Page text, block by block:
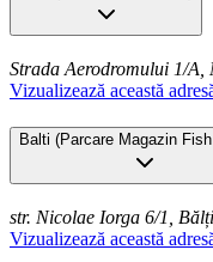
Strada Aerodromului 1/
Vizualizează această
Balti (Parcare Magazin
str. Nicolae Iorga 6/1,
Vizualizează această